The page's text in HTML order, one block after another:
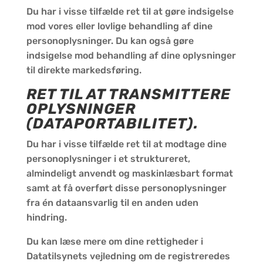
Du har i visse tilfælde ret til at gøre indsigelse
mod vores eller lovlige behandling af dine
personoplysninger. Du kan også gøre
indsigelse mod behandling af dine oplysninger
til direkte markedsføring.
RET TIL AT TRANSMITTERE
OPLYSNINGER
(DATAPORTABILITET).
Du har i visse tilfælde ret til at modtage dine
personoplysninger i et struktureret,
almindeligt anvendt og maskinlæsbart format
samt at få overført disse personoplysninger
fra én dataansvarlig til en anden uden
hindring.
Du kan læse mere om dine rettigheder i
Datatilsynets vejledning om de registreredes